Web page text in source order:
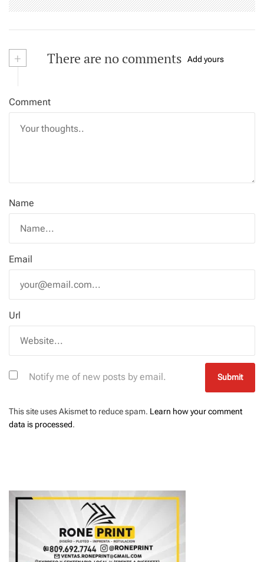
+ There are no comments Add yours
Comment
Name
Email
Url
Notify me of new posts by email.
This site uses Akismet to reduce spam. Learn how your comment
data is processed.